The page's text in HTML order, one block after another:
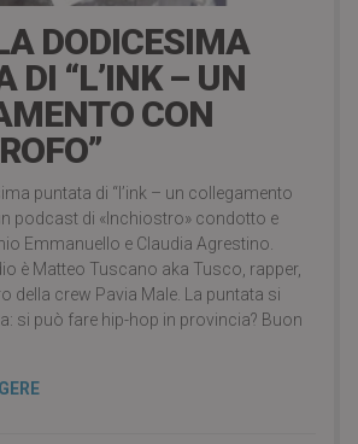
DODICESIMA
DI “L’INK – UN
CON
puntata di “l’ink – un collegamento
podcast di «Inchiostro» condotto e
Emmanuello e Claudia Agrestino.
è Matteo Tuscano aka Tusco, rapper,
della crew Pavia Male. La puntata si
si può fare hip-hop in provincia? Buon